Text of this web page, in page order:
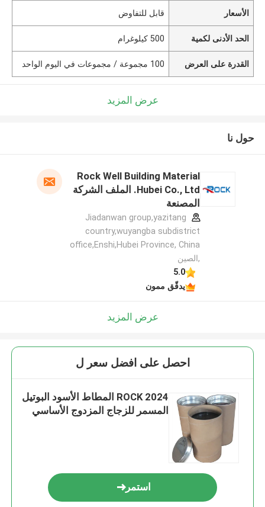
الأسعار قابل للتفاوض
الحد الأدنى لكمية 500 كيلوغرام
القدرة على العرض 100 مجموعة / مجموعات في اليوم الواحد
عرض المزيد
حول نا
Rock Well Building Material
Hubei Co., Ltd. الملف الشركة
المصنعة
Jiadanwan group,yazitang
country,wuyangba subdistrict
office,Enshi,Hubei Province, China
,الصين
5.0
يدقّق ممون
عرض المزيد
احصل على افضل سعر ل
2024 ROCK المطاط الأسود البوتيل
المسمر للزجاج المزدوج الأساسي
استمر